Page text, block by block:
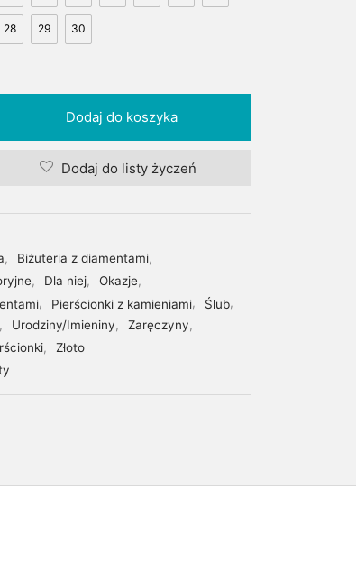
28 29 30
Dodaj do koszyka
Dodaj do listy życzeń
, Biżuteria z diamentami,
, Dla niej, Okazje,
, Pierścionki z kamieniami, Ślub,
, Urodziny/Imieniny, Zaręczyny,
,
Złoto